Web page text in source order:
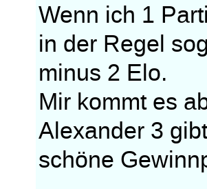
Wenn ich 1
in der Regel
minus 2 Elo.
Mir kommt es
Alexander 3
schöne